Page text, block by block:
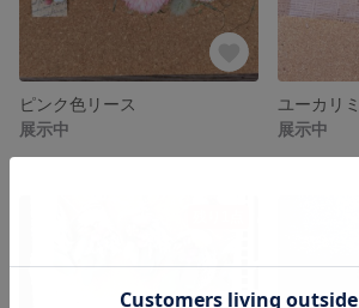
ピンク色リース
展示中
展示中